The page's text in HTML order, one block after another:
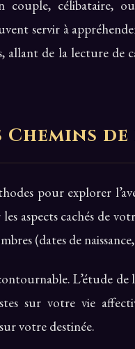
couple, célibataire,
servir à
allant de la lecture
Chemins
pour explorer
aspects cachés de
(dates de
L’étude
sur votre vie
votre destinée.